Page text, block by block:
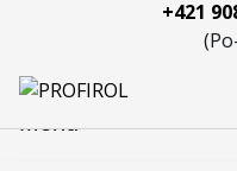
Servis a
reklamácie
777 071
+421
Menu